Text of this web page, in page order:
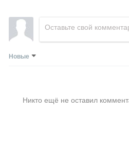
Новые
Никто ещё не оставил